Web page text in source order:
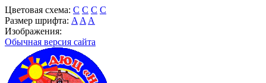
Цветовая схема: C C C C
Размер шрифта: A A A
Изображения:
Обычная версия сайта